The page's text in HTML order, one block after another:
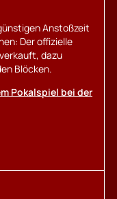
Anstoßzeit
Der offizielle
dazu
Blöcken.
Pokalspiel bei der